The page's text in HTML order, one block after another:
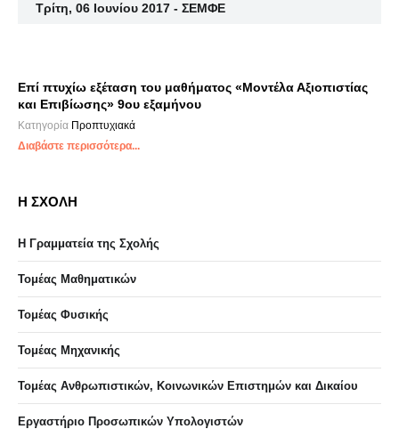
Τρίτη, 06 Ιουνίου 2017 - ΣΕΜΦΕ
Επί πτυχίω εξέταση του μαθήματος «Μοντέλα Αξιοπιστίας
και Επιβίωσης» 9ου εξαμήνου
Κατηγορία Προπτυχιακά
Διαβάστε περισσότερα...
Η ΣΧΟΛΗ
Η Γραμματεία της Σχολής
Τομέας Μαθηματικών
Τομέας Φυσικής
Τομέας Μηχανικής
Τομέας Ανθρωπιστικών, Κοινωνικών Επιστημών και Δικαίου
Eργαστήριo Προσωπικών Υπολογιστών